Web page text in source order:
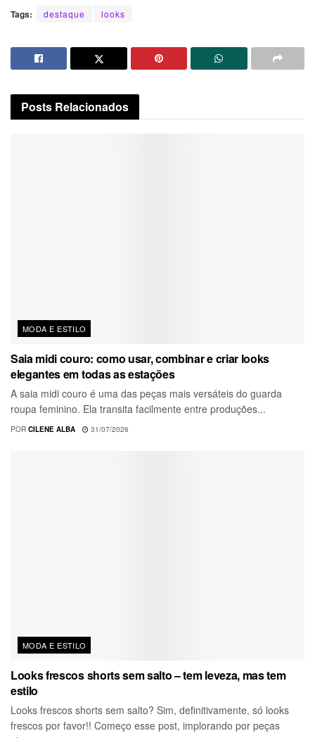
Tags: destaque looks
Posts Relacionados
MODA E ESTILO
Saia midi couro: como usar, combinar e criar looks
elegantes em todas as estações
A saia midi couro é uma das peças mais versáteis do guarda
roupa feminino. Ela transita facilmente entre produções...
POR CILENE ALBA 31/07/2026
MODA E ESTILO
Looks frescos shorts sem salto – tem leveza, mas tem
estilo
Looks frescos shorts sem salto? Sim, definitivamente, só looks
frescos por favor!! Começo esse post, implorando por peças